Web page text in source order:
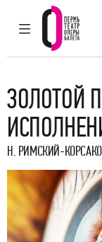
ГЛАВНОЕ МЕНЮ
ЗОЛОТОЙ
Н. РИМСКИЙ-